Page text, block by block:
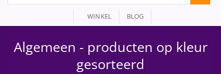
WINKEL BLOG
Algemeen - producten op kleur
gesorteerd